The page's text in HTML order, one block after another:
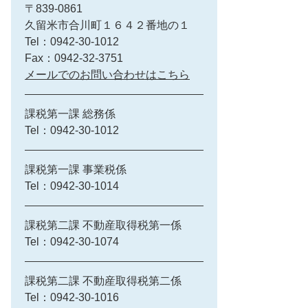
〒839-0861
久留米市合川町１６４２番地の１
Tel：0942-30-1012
Fax：0942-32-3751
メールでのお問い合わせはこちら
課税第一課 総務係
Tel：0942-30-1012
課税第一課 事業税係
Tel：0942-30-1014
課税第二課 不動産取得税第一係
Tel：0942-30-1074
課税第二課 不動産取得税第二係
Tel：0942-30-1016